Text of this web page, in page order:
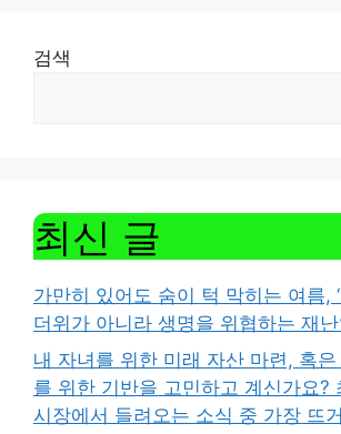
검색
최신 글
가만히 있어도 숨이 턱 막히는 여름,
더위가 아니라 생명을 위협하는 재
내 자녀를 위한 미래 자산 마련, 혹
를 위한 기반을 고민하고 계신가요?
시장에서 들려오는 소식 중 가장 뜨